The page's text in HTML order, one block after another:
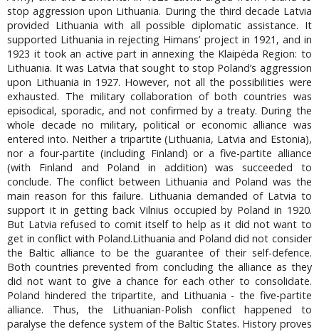
stop aggression upon Lithuania. During the third decade Latvia
provided Lithuania with all possible diplomatic assistance. It
supported Lithuania in rejecting Himans’ project in 1921, and in
1923 it took an active part in annexing the Klaipėda Region: to
Lithuania. It was Latvia that sought to stop Poland’s aggression
upon Lithuania in 1927. However, not all the possibilities were
exhausted. The military collaboration of both countries was
episodical, sporadic, and not confirmed by a treaty. During the
whole decade no military, political or economic alliance was
entered into. Neither a tripartite (Lithuania, Latvia and Estonia),
nor a four-partite (including Finland) or a five-partite alliance
(with Finland and Poland in addition) was succeeded to
conclude. The conflict between Lithuania and Poland was the
main reason for this failure. Lithuania demanded of Latvia to
support it in getting back Vilnius occupied by Poland in 1920.
But Latvia refused to comit itself to help as it did not want to
get in conflict with Poland.Lithuania and Poland did not consider
the Baltic alliance to be the guarantee of their self-defence.
Both countries prevented from concluding the alliance as they
did not want to give a chance for each other to consolidate.
Poland hindered the tripartite, and Lithuania - the five-partite
alliance. Thus, the Lithuanian-Polish conflict happened to
paralyse the defence system of the Baltic States. History proves